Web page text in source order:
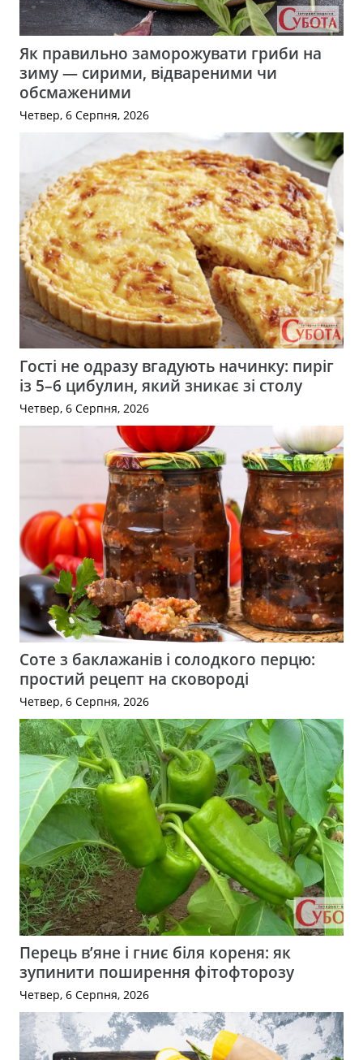
Як правильно заморожувати гриби на
зиму — сирими, відвареними чи
обсмаженими
Четвер, 6 Серпня, 2026
Гості не одразу вгадують начинку: пиріг
із 5–6 цибулин, який зникає зі столу
Четвер, 6 Серпня, 2026
Соте з баклажанів і солодкого перцю:
простий рецепт на сковороді
Четвер, 6 Серпня, 2026
Перець в’яне і гниє біля кореня: як
зупинити поширення фітофторозу
Четвер, 6 Серпня, 2026